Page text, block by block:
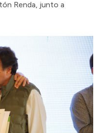
Renda, junto a